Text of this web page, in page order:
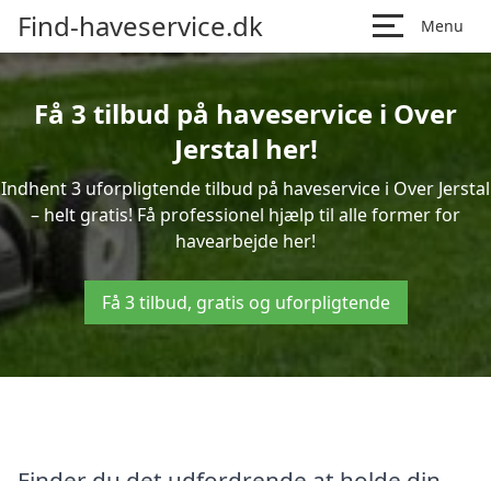
Find-haveservice.dk Menu
Få 3 tilbud på haveservice i Over
Jerstal her!
Indhent 3 uforpligtende tilbud på haveservice i Over Jerstal
– helt gratis! Få professionel hjælp til alle former for
havearbejde her!
Få 3 tilbud, gratis og uforpligtende